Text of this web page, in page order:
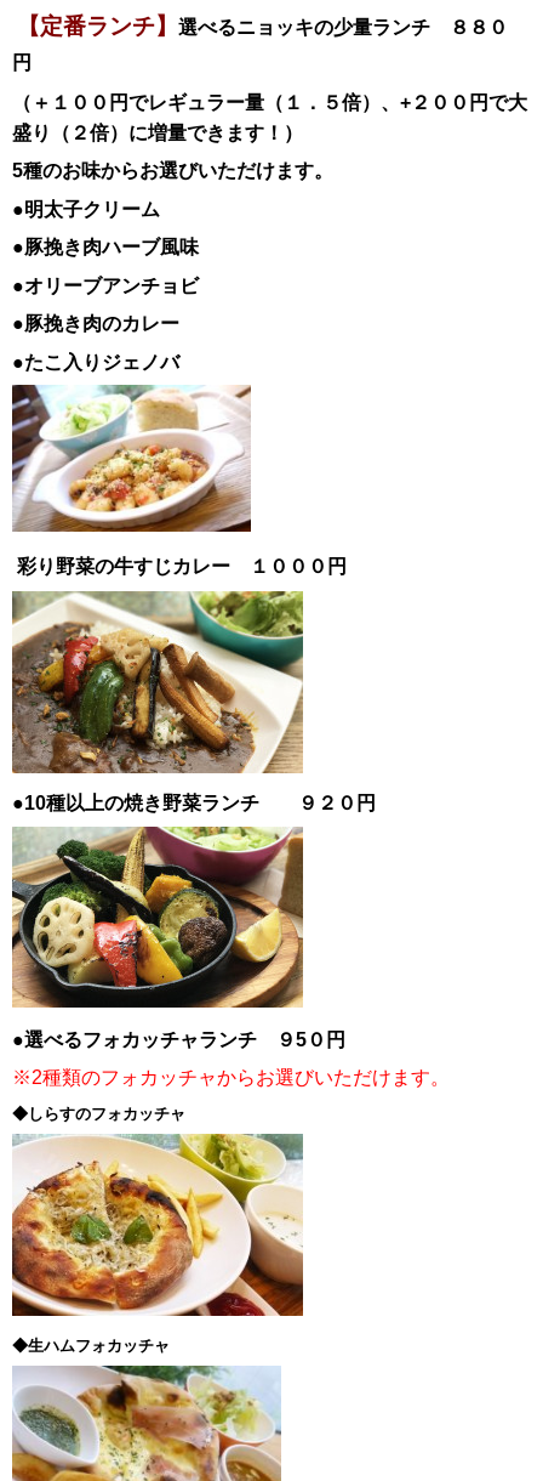
【定番ランチ】
選べるニョッキの少量ランチ ８８０
円
（＋１００円でレギュラー量（１．５倍）、+２００円で大
盛り（２倍）に増量できます！）
5種のお味からお選びいただけます。
●明太子クリーム
●豚挽き肉ハーブ風味
●オリーブアンチョビ
●豚挽き肉のカレー
●たこ入りジェノバ
彩り野菜の牛すじカレー １０００円
●10種以上の焼き野菜ランチ ９２０円
●選べるフォカッチャランチ ９5０円
※2種類のフォカッチャからお選びいただけます。
◆しらすのフォカッチャ
◆生ハムフォカッチャ